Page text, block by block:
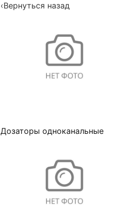
‹Вернуться назад
Дозаторы одноканальные